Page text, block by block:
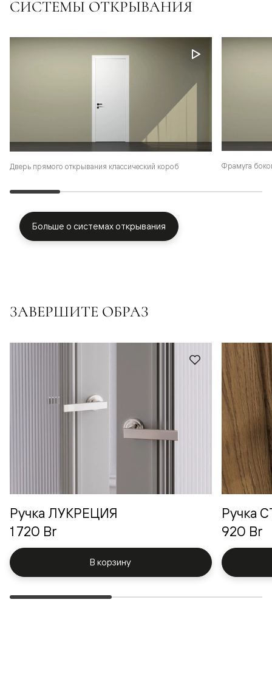
СИСТЕМЫ ОТКРЫВАНИЯ
Дверь прямого открывания классический короб Фрамуга
Больше о системах открывания
ЗАВЕРШИТЕ ОБРАЗ
Ручка ЛУКРЕЦИЯ
1 720 Br
В корзину
Ручка
920 Br